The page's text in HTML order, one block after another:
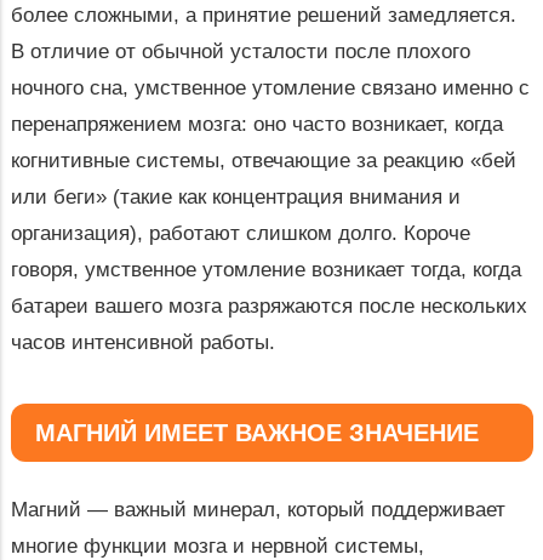
более сложными, а принятие решений замедляется.
В отличие от обычной усталости после плохого
ночного сна, умственное утомление связано именно с
перенапряжением мозга: оно часто возникает, когда
когнитивные системы, отвечающие за реакцию «бей
или беги» (такие как концентрация внимания и
организация), работают слишком долго. Короче
говоря, умственное утомление возникает тогда, когда
батареи вашего мозга разряжаются после нескольких
часов интенсивной работы.
МАГНИЙ ИМЕЕТ ВАЖНОЕ ЗНАЧЕНИЕ
Магний — важный минерал, который поддерживает
многие функции мозга и нервной системы,